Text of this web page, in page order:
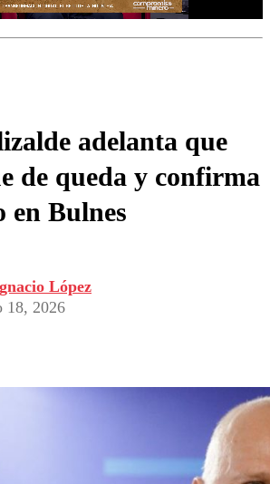
adelanta que
de queda y confirma
en Bulnes
López
18, 2026